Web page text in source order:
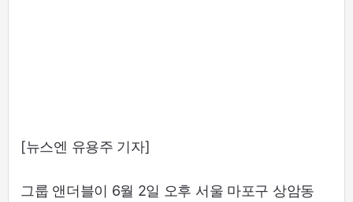
[뉴스엔 유용주 기자]
그룹 앤더블이 6월 2일 오후 서울 마포구 상암동